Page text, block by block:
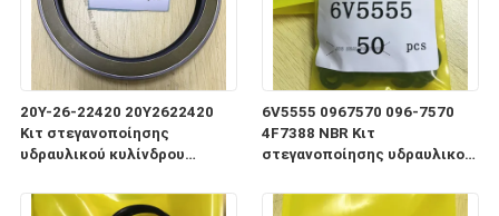
20Y-26-22420 20Y2622420
Κιτ στεγανοποίησης
υδραυλικού κυλίνδρου
διεύθυνσης ανύψωσης
6V5555 0967570 096-7570
4F7388 NBR Κιτ
στεγανοποίησης υδραυλικού
Oring